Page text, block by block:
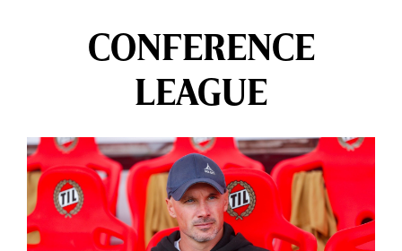
CONFERENCE
LEAGUE